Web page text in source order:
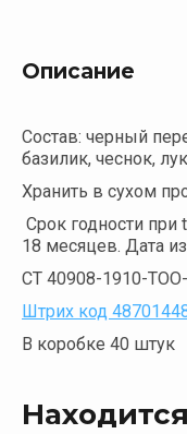
Описание
Состав: черный
базилик, чеснок,
Хранить в сухом
Срок годности
18 месяцев. Дата
СТ 40908-1910-
Штрих код
В коробке 40 штук